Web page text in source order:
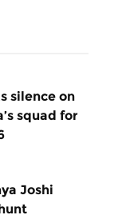
silence on
squad for
Joshi